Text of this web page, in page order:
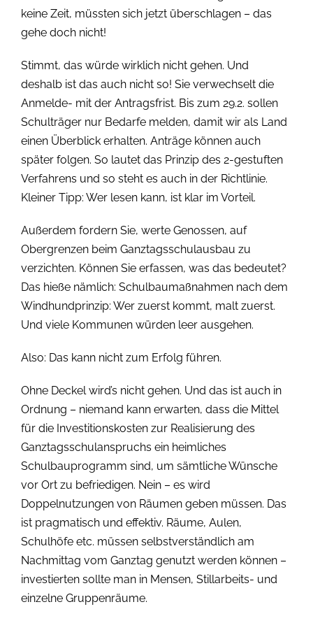
keine Zeit, müssten sich jetzt überschlagen – das
gehe doch nicht!
Stimmt, das würde wirklich nicht gehen. Und
deshalb ist das auch nicht so! Sie verwechselt die
Anmelde- mit der Antragsfrist. Bis zum 29.2. sollen
Schulträger nur Bedarfe melden, damit wir als Land
einen Überblick erhalten. Anträge können auch
später folgen. So lautet das Prinzip des 2-gestuften
Verfahrens und so steht es auch in der Richtlinie.
Kleiner Tipp: Wer lesen kann, ist klar im Vorteil.
Außerdem fordern Sie, werte Genossen, auf
Obergrenzen beim Ganztagsschulausbau zu
verzichten. Können Sie erfassen, was das bedeutet?
Das hieße nämlich: Schulbaumaßnahmen nach dem
Windhundprinzip: Wer zuerst kommt, malt zuerst.
Und viele Kommunen würden leer ausgehen.
Also: Das kann nicht zum Erfolg führen.
Ohne Deckel wird’s nicht gehen. Und das ist auch in
Ordnung – niemand kann erwarten, dass die Mittel
für die Investitionskosten zur Realisierung des
Ganztagsschulanspruchs ein heimliches
Schulbauprogramm sind, um sämtliche Wünsche
vor Ort zu befriedigen. Nein – es wird
Doppelnutzungen von Räumen geben müssen. Das
ist pragmatisch und effektiv. Räume, Aulen,
Schulhöfe etc. müssen selbstverständlich am
Nachmittag vom Ganztag genutzt werden können –
investierten sollte man in Mensen, Stillarbeits- und
einzelne Gruppenräume.